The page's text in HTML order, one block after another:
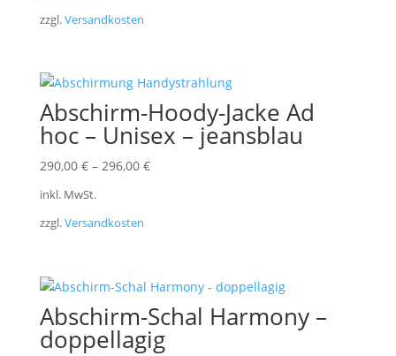
zzgl.Versandkosten
Abschirm-Hoody-Jacke Ad
hoc – Unisex – jeansblau
290,00 €– 296,00 €
inkl. MwSt.
zzgl.Versandkosten
Abschirm-Schal Harmony –
doppellagig